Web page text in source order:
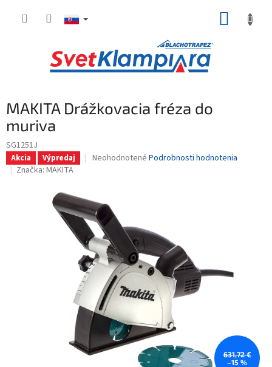
MAKITA Drážkovacia fréza do
muriva
SG1251J
Akcia Výpredaj
Priemerné
0,0
z
5
hviezdičiek.
Neohodnotené Podrobnosti hodnotenia
Značka: MAKITA
631,72 €
–15 %